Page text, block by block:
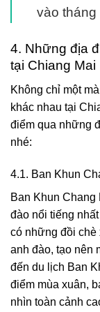
vào tháng
4. Những địa
tại Chiang Mai
Không chỉ một
khác nhau tại
điểm qua những
nhé:
4.1. Ban Khun
Ban Khun Chang
đào nổi tiếng
có những đồi
anh đào, tạo nên
đến du lịch Ban
điểm mùa xuân,
nhìn toàn cảnh